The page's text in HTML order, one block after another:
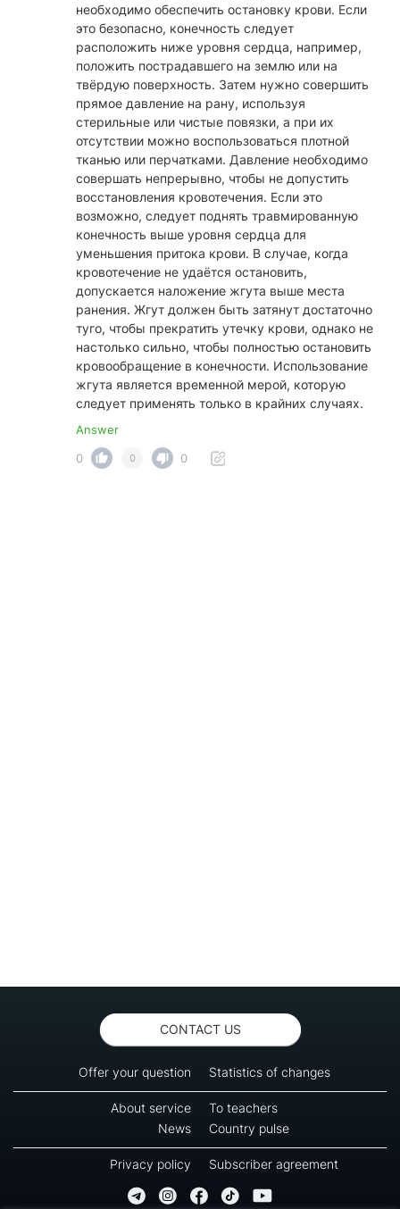
необходимо обеспечить остановку крови. Если
это безопасно, конечность следует
расположить ниже уровня сердца, например,
положить пострадавшего на землю или на
твёрдую поверхность. Затем нужно совершить
прямое давление на рану, используя
стерильные или чистые повязки, а при их
отсутствии можно воспользоваться плотной
тканью или перчатками. Давление необходимо
совершать непрерывно, чтобы не допустить
восстановления кровотечения. Если это
возможно, следует поднять травмированную
конечность выше уровня сердца для
уменьшения притока крови. В случае, когда
кровотечение не удаётся остановить,
допускается наложение жгута выше места
ранения. Жгут должен быть затянут достаточно
туго, чтобы прекратить утечку крови, однако не
настолько сильно, чтобы полностью остановить
кровообращение в конечности. Использование
жгута является временной мерой, которую
следует применять только в крайних случаях.
Answer
0
0 0
CONTACT US
Offer your question Statistics of changes
About service
To teachers
News
Country pulse
Privacy policy Subscriber agreement